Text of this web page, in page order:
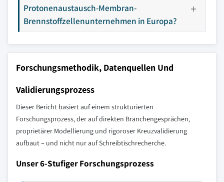
Protonenaustausch-Membran-
Brennstoffzellenunternehmen in Europa?
Forschungsmethodik, Datenquellen Und
Validierungsprozess
Dieser Bericht basiert auf einem strukturierten
Forschungsprozess, der auf direkten Branchengesprächen,
proprietärer Modellierung und rigoroser Kreuzvalidierung
aufbaut – und nicht nur auf Schreibtischrecherche.
Unser 6-Stufiger Forschungsprozess